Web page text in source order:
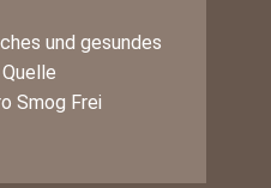
und gesundes
Smog Frei